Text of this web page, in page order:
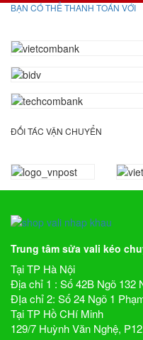
BẠN CÓ THỂ THANH TOÁN VỚI
ĐỐI TÁC VẬN CHUYỂN
Trung tâm sửa vali kéo
Tại TP Hà Nội
Địa chỉ 1 : Số 42B Ngõ 132
ĐỊa chỉ 2: Số 24 Ngõ 1
Tại TP Hồ CHí Minh
129/7 Huỳnh Văn Nghệ,